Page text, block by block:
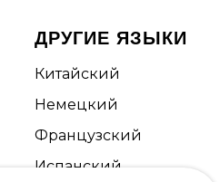
ДРУГИЕ ЯЗЫКИ
Китайский
Немецкий
Французский
Испанский